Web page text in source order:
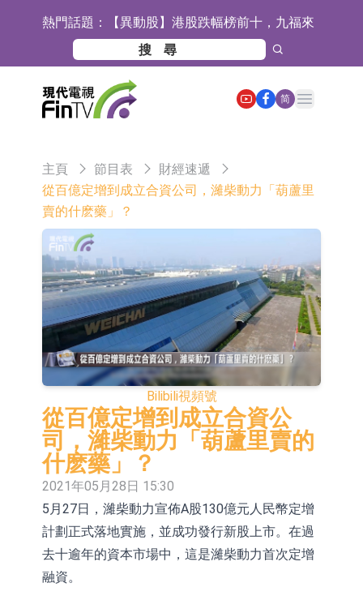
熱門話題： 【異動股】港股跌幅榜前十，九福來
(08611.HK)跌21.43%，天瑞汽車内飾
(06162.HK)跌18.44%
【異動股】港股漲幅榜前十，佳明集
團控股(01271.HK)漲+78.22%，拿森
科技(02261.HK)漲+64.11%
斯迪克：公司為國內摺疊屏核心功能
材料供應商
恒瑞醫藥：公司已在中國獲批上市26
目標客戶的測試認證
上期所：7月份對11個實際控制關系
賬戶組採取限制開倉的監管措施
特發服務：成功中標嗶哩嗶哩上海濱
Stellantis集團的供應商
理工雷科面向邊緣AI場景推出"山
海"系列智算模組 系列產品基於國產
CPU與GPU構建
【異動股】醫療研發外包板塊拉升，
博騰股份(300363.CN)漲20.02%
日韓股市收盤雙雙下跌
依米康：海外交付以東南亞、中東市
場為主 並已取得歐美相關認證
上交所：財通多策略福鑫定期開放靈
活配置混合型發起式證券投資基金臨
時停牌
上交所：景順長城全球半導體芯片產
業股票型證券投資基金臨時停牌
【異動股】港股跌幅榜前十，卡森國
際(00496.HK)跌22.40%，九福來
(08611.HK)跌21.01%
【異動股】港股漲幅榜前十，拿森科
技(02261.HK)漲+75.05%，辰興發展
神火股份：新疆神火鋁水轉化率已
简
Open main menu
主頁 節目表
財經速遞
從百億定增到成立合資公司，濰柴動力「葫蘆里
賣的什麽藥」？
Bilibili視頻號
從百億定增到成立合資公
司，濰柴動力「葫蘆里賣的
什麽藥」？
2021年05月28日 15:30
5月27日，濰柴動力宣佈A股130億元人民幣定增
計劃正式落地實施，並成功發行新股上市。在過
去十逾年的資本市場中，這是濰柴動力首次定增
融資。